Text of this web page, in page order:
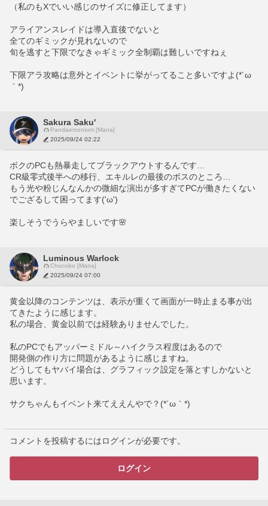
（私のもXでいい感じのサイズに修正してます）
アライアンスレイドは導入直後でないと
全てのギミックが見れないので
旬を逃すと下限でなきゃギミック全制覇は難しいですねぇ
下限アラ攻略は意外とイベントに挙がってること多いですよ(*´ω
｀*)
Sakura Saku'
Pandaemonium [Mana]
2025/09/24 02:22
ボクのPCも熱暴走してブラックアウトするんです…
CR級零式後半への移行、エキルレの最後のボスのところ…
もう光や粉じんなんかの微細な演出が多すぎてPCが働きたくない
でござるして困ってます('ω')
楽しそうでうらやましいです🌸
Luminous Warlock
Chocobo [Mana]
2025/09/24 07:00
黄金以降のコンテンツは、表示が重くて画面が一時止まる事が出
てきたように感じます。
私の場合、黄金以前では経験ありませんでした。
私のPCでもアッパーミドル～ハイクラス程度はあるので
開発側の作り方に問題があるように感じますね。
どうしてもヤバイ場合は、グラフィック設定を落とすしかないと
思います。
サクちゃんもイベント来てええんやで？(*´ω｀*)
コメントを投稿するにはログインが必要です。
ログイン